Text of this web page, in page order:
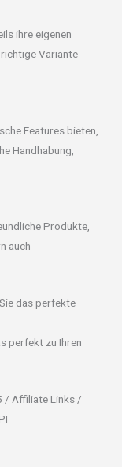
ihre eigenen
Variante
Features bieten,
Handhabung,
Produkte,
auch
das perfekte
perfekt zu Ihren
/ Affiliate Links /